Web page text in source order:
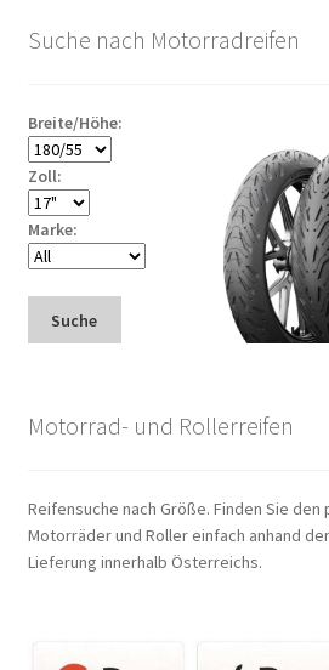
Suche nach Motorradreifen
Breite/Höhe:
Zoll:
Marke:
Suche
Motorrad- und Rollerreifen
Reifensuche nach Größe. Finden Sie
Motorräder und Roller einfach anhand
Lieferung innerhalb Österreichs.